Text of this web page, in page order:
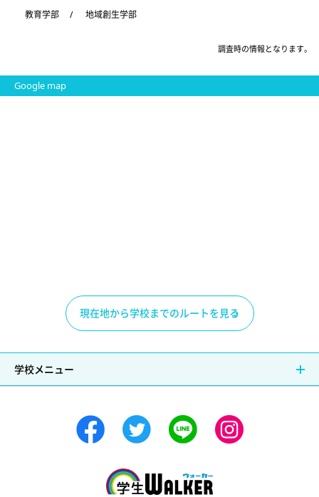
教育学部 / 地域創生学部
調査時の情報となります。
Google map
現在地から学校までのルートを見る
学校メニュー